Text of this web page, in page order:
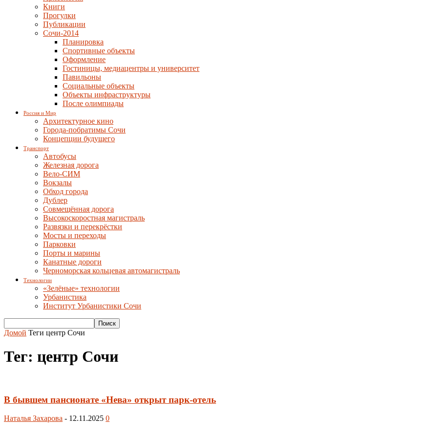
Книги
Прогулки
Публикации
Сочи-2014
Планировка
Спортивные объекты
Оформление
Гостиницы, медиацентры и университет
Павильоны
Социальные объекты
Объекты инфраструктуры
После олимпиады
Россия и Мир
Архитектурное кино
Города-побратимы Сочи
Концепции будущего
Транспорт
Автобусы
Железная дорога
Вело-СИМ
Вокзалы
Обход города
Дублер
Совмещённая дорога
Высокоскоростная магистраль
Развязки и перекрёстки
Мосты и переходы
Парковки
Порты и марины
Канатные дороги
Черноморская кольцевая автомагистраль
Технологии
«Зелёные» технологии
Урбанистика
Институт Урбанистики Сочи
Домой Теги центр Сочи
Тег: центр Сочи
В бывшем пансионате «Нева» открыт парк-отель
Наталья Захарова - 12.11.2025 0